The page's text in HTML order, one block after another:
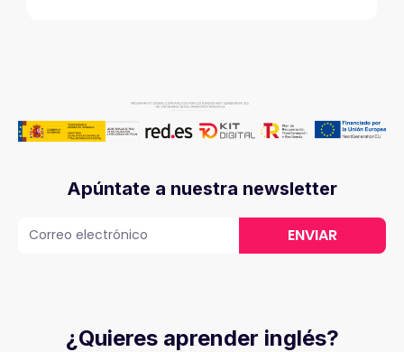
Apúntate a nuestra newsletter
ENVIAR
¿Quieres aprender inglés?